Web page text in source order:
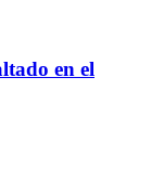
en el